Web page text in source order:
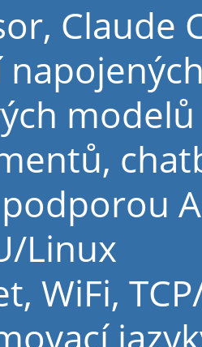
Claude
Linux
WiFi,